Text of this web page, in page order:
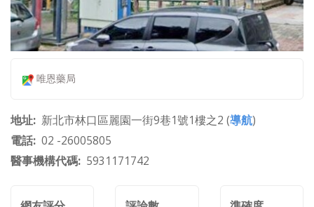
唯恩藥局
地址 新北市林口區麗園一街9巷1號1樓之2 (導航)
電話 02 -26005805
醫事機構代碼 5931171742